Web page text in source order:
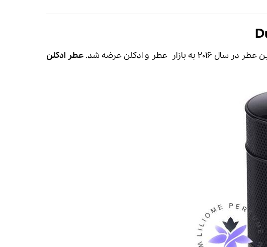
2016 به بازار عطر و ادکلن عرضه شد. عطر ادکلن